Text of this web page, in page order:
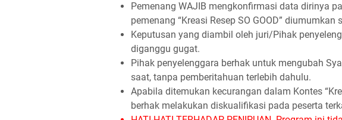
Pemenang WAJIB mengkonfirmasi data dirinya
pemenang “Kreasi Resep SO GOOD” diumumkan
Keputusan yang diambil oleh juri/Pihak
diganggu gugat.
Pihak penyelenggara berhak untuk mengubah
saat, tanpa pemberitahuan terlebih dahulu.
Apabila ditemukan kecurangan dalam Kontes
berhak melakukan diskualifikasi pada peserta